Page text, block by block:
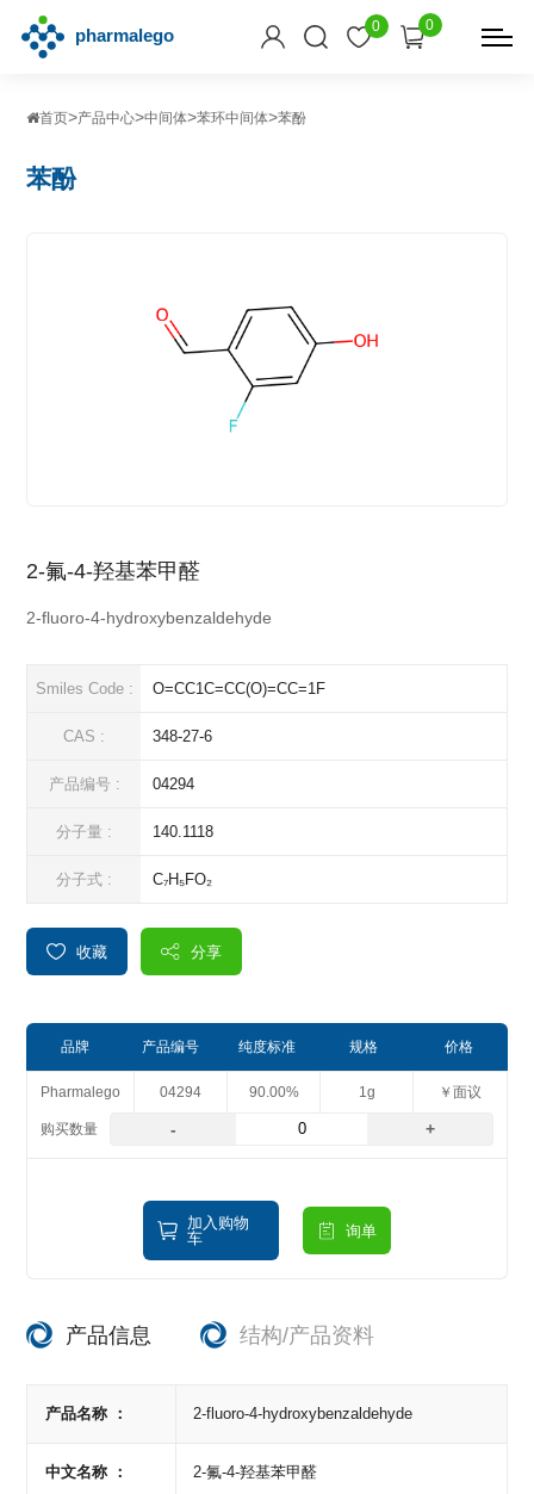
0 0
首页>产品中心>中间体>苯环中间体>苯酚
苯酚
2-氟-4-羟基苯甲醛
2-fluoro-4-hydroxybenzaldehyde
Smiles Code : O=CC1C=CC(O)=CC=1F
CAS : 348-27-6
产品编号 : 04294
分子量 : 140.1118
分子式 : C₇H₅FO₂
收藏 分享
品牌 产品编号 纯度标准 规格 价格
Pharmalego 04294 90.00% 1g ￥面议
- +
加入购物
车
询单
产品信息 结构/产品资料
产品名称 ： 2-fluoro-4-hydroxybenzaldehyde
中文名称 ： 2-氟-4-羟基苯甲醛